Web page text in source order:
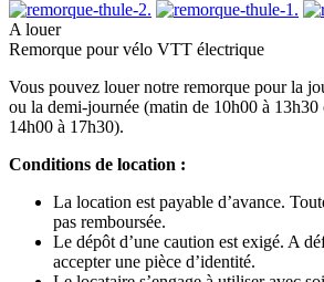
A louer
Remorque pour vélo VTT électrique
Vous pouvez louer notre remorque pour la
ou la demi-journée (matin de 10h00 à 13h30
14h00 à 17h30).
Conditions de location :
La location est payable d’avance.
pas remboursée.
Le dépôt d’une caution est exigé. A
accepter une pièce d’identité.